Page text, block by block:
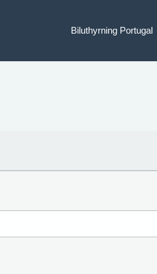
Biluthyrning Portugal